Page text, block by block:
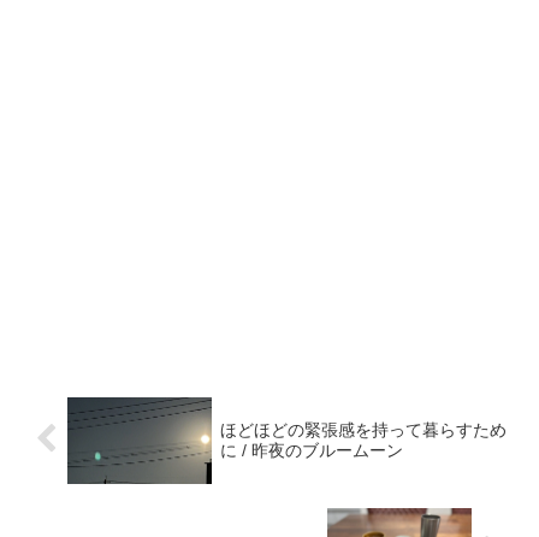
ほどほどの緊張感を持って暮らすため
に / 昨夜のブルームーン